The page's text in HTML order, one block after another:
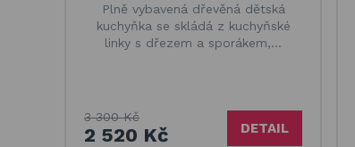
Plně vybavená dřevěná dětská
kuchyňka se skládá z kuchyňské
linky s dřezem a sporákem,…
3 300 Kč
2 520 Kč DETAIL